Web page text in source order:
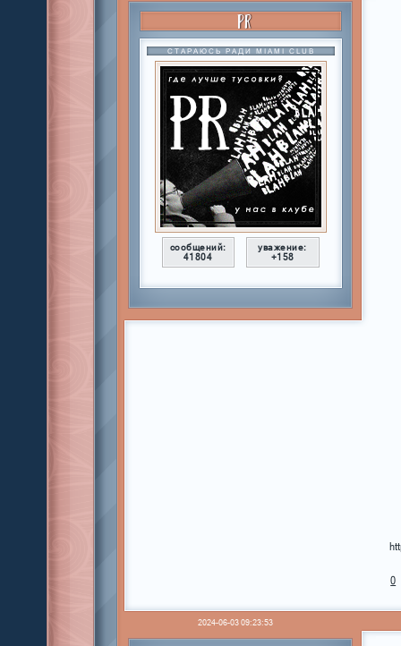
PR
СТАРАЮСЬ РАДИ MIAMI CLUB
сообщений:
41804
уважение:
+158
0
2024-06-03 09:23:53